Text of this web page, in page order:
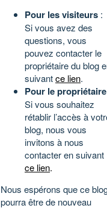
Pour les visiteurs :
Si vous avez des
questions, vous
pouvez contacter le
propriétaire du blog
suivantce lien.
Pour le propriétaire
Si vous souhaitez
rétablir l’accès à
blog, nous vous
invitons à nous
contacter en suivant
ce lien.
Nous espérons que ce
pourra être de nouveau